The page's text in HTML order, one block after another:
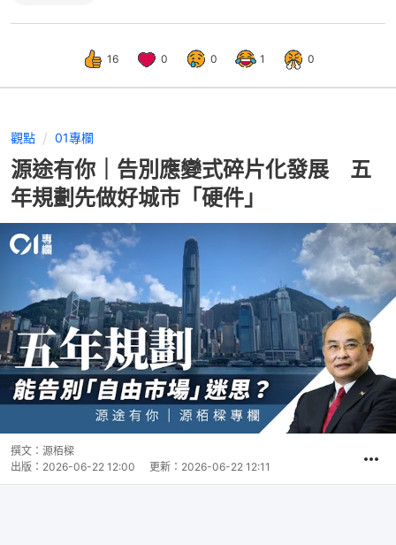
16 0 0 1 0
觀點 01專欄
源途有你｜告別應變式碎片化發展 五
年規劃先做好城市「硬件」
撰文： 源栢樑
出版： 2026-06-22 12:00 更新： 2026-06-22 12:11